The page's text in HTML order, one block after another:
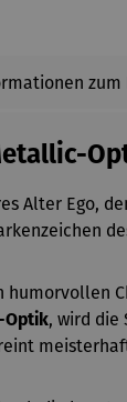
Alter Ego,
humorvollen
Optik, wird die